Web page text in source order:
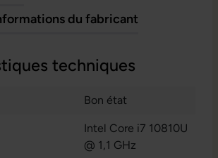
du fabricant
techniques
Bon état
Intel Core i7 10810U
@ 1,1 GHz